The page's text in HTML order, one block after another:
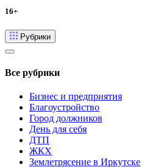
16+
Рубрики
Все рубрики
Бизнес и предприятия
Благоустройство
Город должников
День для себя
ДТП
ЖКХ
Землетрясение в Иркутске